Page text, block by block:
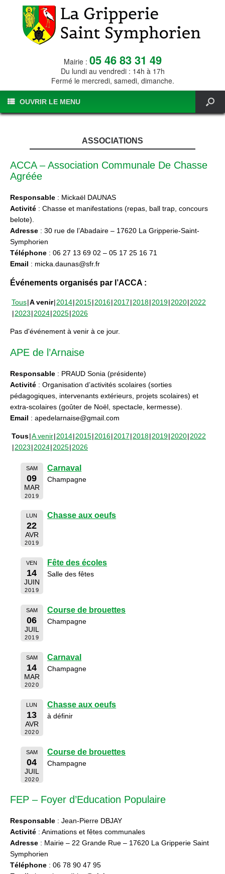
Mairie : 05 46 83 31 49
Du lundi au vendredi : 14h à 17h
Fermé le mercredi, samedi, dimanche.
OUVRIR LE MENU
ASSOCIATIONS
ACCA – Association Communale De Chasse
Agréée
Responsable : Mickaël DAUNAS
Activité : Chasse et manifestations (repas, ball trap, concours
belote).
Adresse : 30 rue de l’Abadaire – 17620 La Gripperie-Saint-
Symphorien
Téléphone : 06 27 13 69 02 – 05 17 25 16 71
Email : micka.daunas@sfr.fr
Événements organisés par l’ACCA :
Tous A venir 2014 2015 2016 2017 2018 2019 2020 2022
2023 2024 2025 2026
Pas d'événement à venir à ce jour.
APE de l’Arnaise
Responsable : PRAUD Sonia (présidente)
Activité : Organisation d’activités scolaires (sorties
pédagogiques, intervenants extérieurs, projets scolaires) et
extra-scolaires (goûter de Noël, spectacle, kermesse).
Email : apedelarnaise@gmail.com
Tous A venir 2014 2015 2016 2017 2018 2019 2020 2022
2023 2024 2025 2026
SAM
09
MAR
2019
Carnaval
Champagne
LUN
22
AVR
2019
Chasse aux oeufs
VEN
14
JUIN
2019
Fête des écoles
Salle des fêtes
SAM
06
JUIL
2019
Course de brouettes
Champagne
SAM
14
MAR
2020
Carnaval
Champagne
LUN
13
AVR
2020
Chasse aux oeufs
à définir
SAM
04
JUIL
2020
Course de brouettes
Champagne
FEP – Foyer d’Education Populaire
Responsable : Jean-Pierre DBJAY
Activité : Animations et fêtes communales
Adresse : Mairie – 22 Grande Rue – 17620 La Gripperie Saint
Symphorien
Téléphone : 06 78 90 47 95